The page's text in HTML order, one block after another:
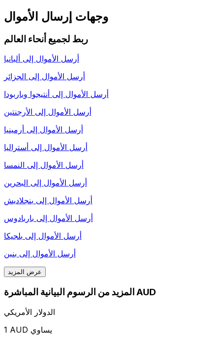
وجهات إرسال الأموال
ربط لجميع أنحاء العالم
أرسل الأموال إلى ألبانيا
أرسل الأموال إلى الجزائر
أرسل الأموال إلى أنتيجوا وباربودا
أرسل الأموال إلى الأرجنتين
أرسل الأموال إلى أرمينيا
أرسل الأموال إلى أستراليا
أرسل الأموال إلى النمسا
أرسل الأموال إلى البحرين
أرسل الأموال إلى بنجلاديش
أرسل الأموال إلى باربادوس
أرسل الأموال إلى بلجيكا
أرسل الأموال إلى بنين
عرض المزيد
المزيد من الرسوم البيانية المباشرة AUD
الدولار الأمريكي
1 AUD يساوي